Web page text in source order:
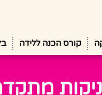
קורס הכנה ללידה